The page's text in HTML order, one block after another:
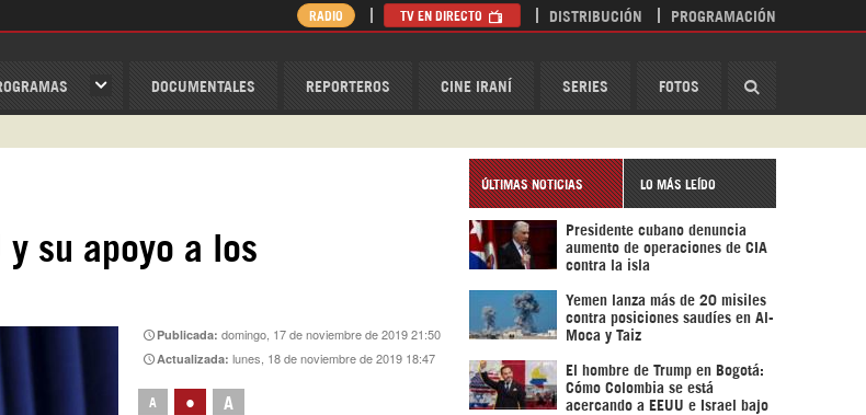
DOCUMENTALES REPORTEROS CINE IRANÍ SERIES FOTOS
RADIO TV EN DIRECTO DISTRIBUCIÓN PROGRAMACIÓN
y su apoyo a los
Publicada:domingo, 17 de noviembre de 2019 21:50
Actualizada:lunes, 18 de noviembre de 2019 18:47
A • A
ÚLTIMAS NOTICIAS LO MÁS LEÍDO
Presidente cubano denuncia
aumento de operaciones de CIA
contra la isla
Yemen lanza más de 20 misiles
contra posiciones saudíes en Al-
Moca y Taiz
El hombre de Trump en Bogotá:
Cómo Colombia se está
acercando a EEUU e Israel bajo